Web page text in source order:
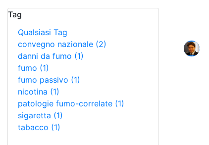
Tag
Qualsiasi Tag
convegno nazionale (2)
danni da fumo (1)
fumo (1)
fumo passivo (1)
nicotina (1)
patologie fumo-correlate (1)
sigaretta (1)
tabacco (1)